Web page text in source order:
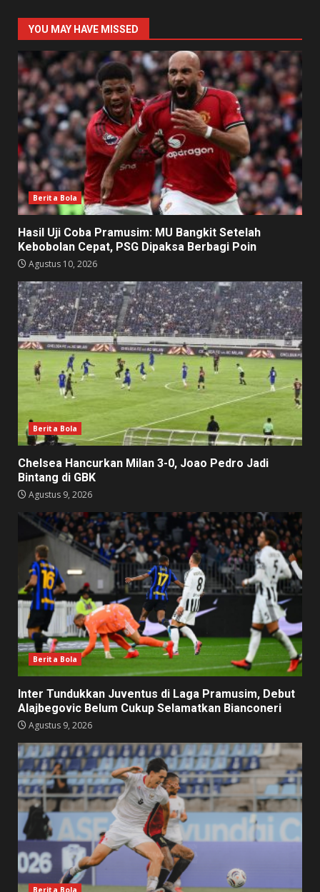
YOU MAY HAVE MISSED
Berita Bola
Hasil Uji Coba Pramusim: MU Bangkit Setelah
Kebobolan Cepat, PSG Dipaksa Berbagi Poin
Agustus 10, 2026
Berita Bola
Chelsea Hancurkan Milan 3-0, Joao Pedro Jadi
Bintang di GBK
Agustus 9, 2026
Berita Bola
Inter Tundukkan Juventus di Laga Pramusim, Debut
Alajbegovic Belum Cukup Selamatkan Bianconeri
Agustus 9, 2026
Berita Bola